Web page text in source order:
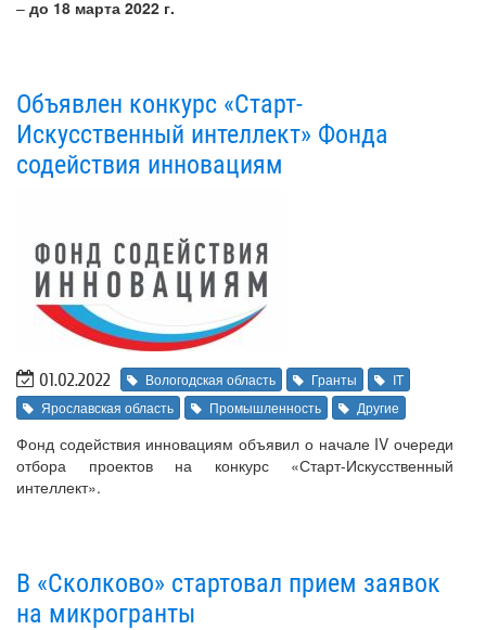
– до 18 марта 2022 г.
Объявлен конкурс «Старт-
Искусственный интеллект» Фонда
содействия инновациям
01.02.2022 Вологодская область Гранты
IT
Ярославская область
Промышленность Другие
Фонд содействия инновациям объявил о начале IV очереди
отбора проектов на конкурс «Старт-Искусственный
интеллект».
В «Сколково» стартовал прием заявок
на микрогранты